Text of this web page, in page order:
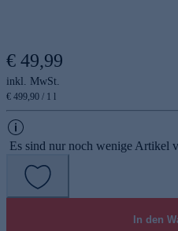
€ 49,99
inkl. MwSt.
€ 499,90 / 1 l
Es sind nur noch wenige Artikel
In den